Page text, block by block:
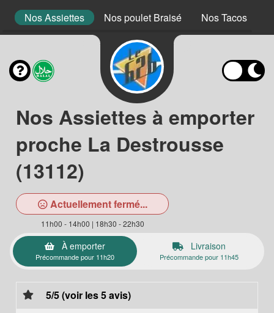
Nos Assiettes Nos poulet Braisé Nos Tacos
Nos Assiettes à emporter
proche La Destrousse
(13112)
Actuellement fermé...
11h00 - 14h00 | 18h30 - 22h30
À emporter
Précommande pour 11h20
Livraison
Précommande pour 11h45
5/5 (voir les 5 avis)